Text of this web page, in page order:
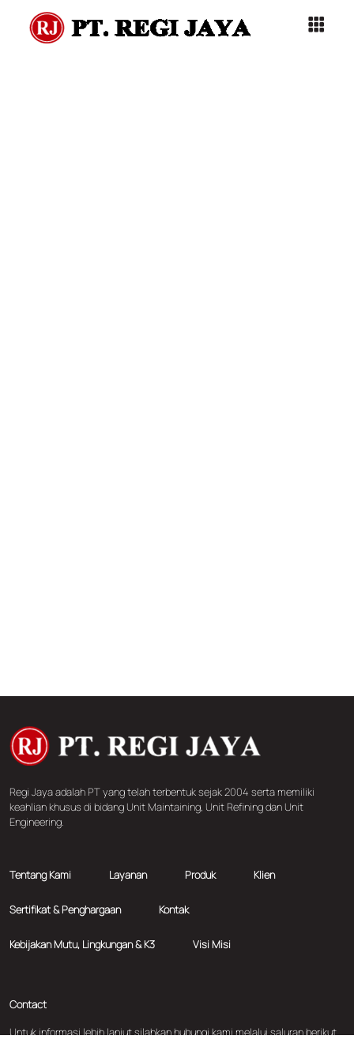
Regi Jaya adalah PT yang telah terbentuk sejak 2004 serta memiliki
keahlian khusus di bidang Unit Maintaining, Unit Refining dan Unit
Engineering.
Tentang Kami Layanan Produk Klien
Sertifikat & Penghargaan Kontak
Kebijakan Mutu, Lingkungan & K3 Visi Misi
Contact
Untuk informasi lebih lanjut silahkan hubungi kami melalui saluran berikut